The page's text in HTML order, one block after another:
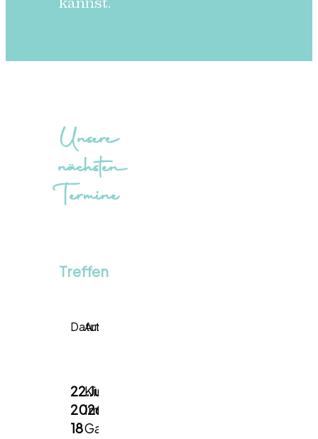
Unsere
nächsten
Termine
Treffen
Datum
Art
22.Juli
2026,
18
Kinderlosfrei
im
Gastgarten